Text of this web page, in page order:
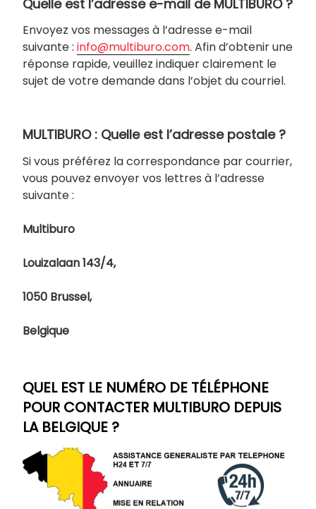
Quelle est l’adresse e-mail de MULTIBURO ?
Envoyez vos messages à l’adresse e-mail
suivante : info@multiburo.com. Afin d’obtenir une
réponse rapide, veuillez indiquer clairement le
sujet de votre demande dans l’objet du courriel.
MULTIBURO : Quelle est l’adresse postale ?
Si vous préférez la correspondance par courrier,
vous pouvez envoyer vos lettres à l’adresse
suivante :
Multiburo
Louizalaan 143/4,
1050 Brussel,
Belgique
QUEL EST LE NUMÉRO DE TÉLÉPHONE
POUR CONTACTER MULTIBURO DEPUIS
LA BELGIQUE ?